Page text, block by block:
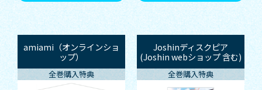
amiami（オンラインショ
ップ）
全巻購入特典
Joshinディスクピア
(Joshin webショップ 含む)
全巻購入特典